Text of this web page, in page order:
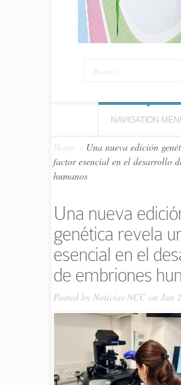
NAVIGATION
Home
Una nueva edición
factor esencial en el desarrollo
humanos
Una nueva
genética revela
esencial en el
de embriones
Posted by Noticias NCCon Jun